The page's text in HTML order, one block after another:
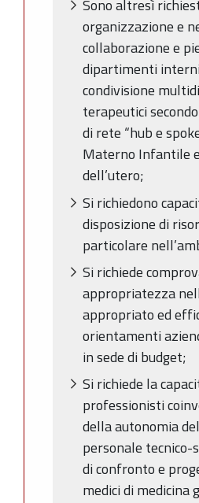
Sono altresì
organizzazione e
collaborazione e
dipartimenti
condivisione
terapeutici
di rete “hub e
Materno Infantile
dell’utero;
Si richiedono
disposizione di
particolare
Si richiede
appropriatezza
appropriato ed
orientamenti
in sede di budget;
Si richiede la
professionisti
della autonomia
personale
di confronto e
medici di medicina